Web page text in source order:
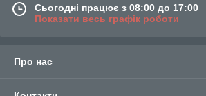
Сьогодні працює з 08:00 до 17:00
Показати весь графік роботи
Про нас